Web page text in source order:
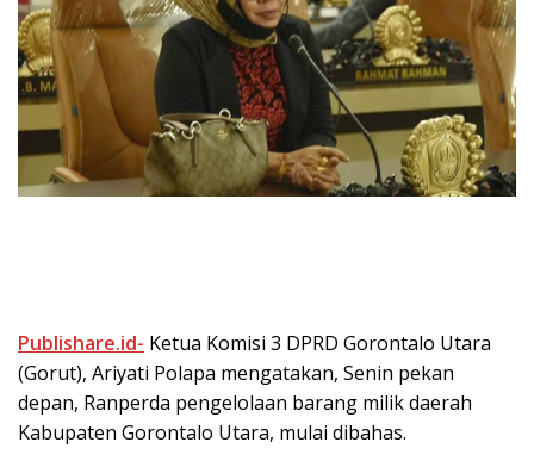
Publishare.id- Ketua Komisi 3 DPRD Gorontalo Utara
(Gorut), Ariyati Polapa mengatakan, Senin pekan
depan, Ranperda pengelolaan barang milik daerah
Kabupaten Gorontalo Utara, mulai dibahas.